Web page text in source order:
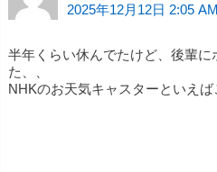
2025年12月12日 2:05 AM
半年くらい休んでたけど、後輩
た、、
NHKのお天気キャスターといえ